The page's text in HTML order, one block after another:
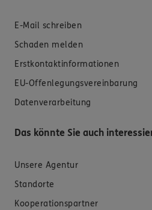
E-Mail schreiben
Schaden melden
Erstkontaktinformationen
EU-Offenlegungsvereinbarung
Datenverarbeitung
Das könnte Sie auch
Unsere Agentur
Standorte
Kooperationspartner